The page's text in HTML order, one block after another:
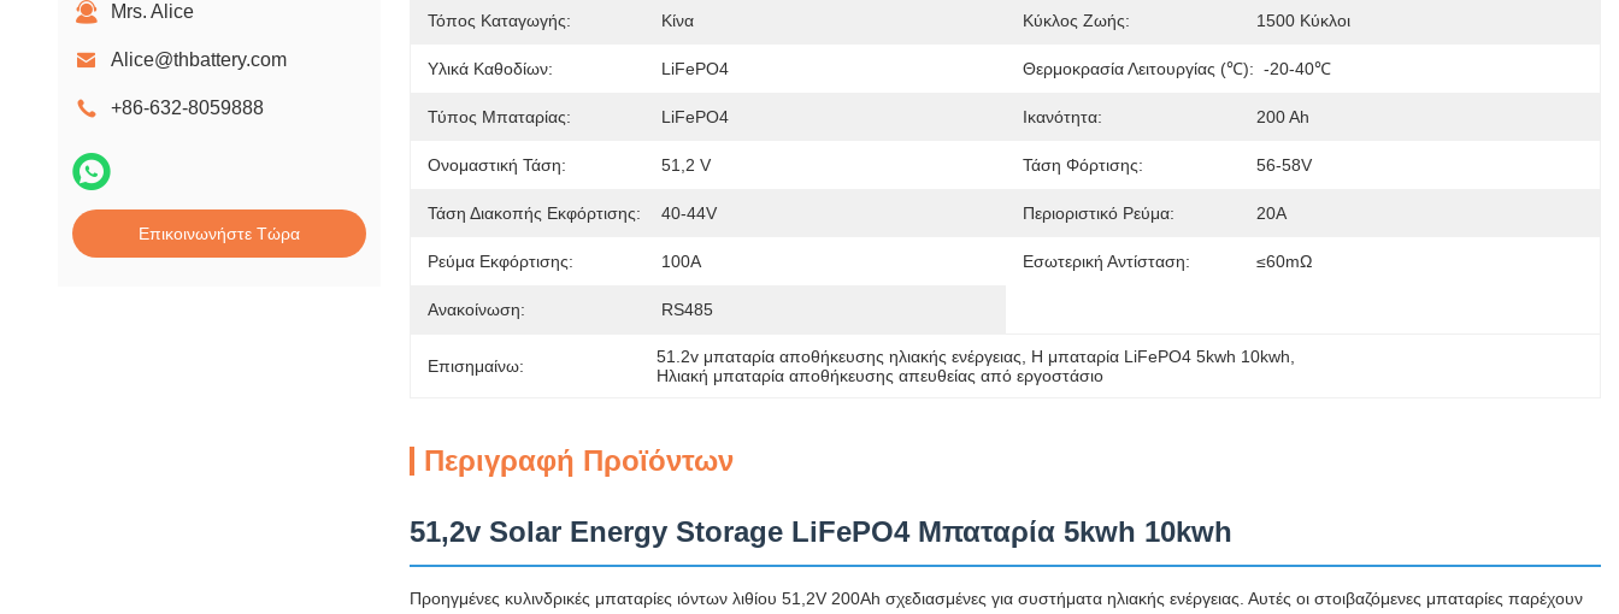
Mrs. Alice
Alice@thbattery.com
+86-632-8059888
Επικοινωνήστε Τώρα
Τόπος Καταγωγής: Κίνα Κύκλος Ζωής: 1500 Κύκλοι
Υλικά Καθοδίων: LiFePO4 Θερμοκρασία Λειτουργίας (℃): -20-40℃
Τύπος Μπαταρίας: LiFePO4 Ικανότητα: 200 Ah
Ονομαστική Τάση: 51,2 V Τάση Φόρτισης: 56-58V
Τάση Διακοπής Εκφόρτισης: 40-44V Περιοριστικό Ρεύμα: 20Α
Ρεύμα Εκφόρτισης: 100Α Εσωτερική Αντίσταση: ≤60mΩ
Ανακοίνωση: RS485
Επισημαίνω: 51.2v μπαταρία αποθήκευσης ηλιακής ενέργειας Η μπαταρία LiFePO4 5kwh 10kwh
Ηλιακή μπαταρία αποθήκευσης απευθείας από εργοστάσιο
Περιγραφή Προϊόντων
51,2v Solar Energy Storage LiFePO4 Μπαταρία 5kwh 10kwh
Προηγμένες κυλινδρικές μπαταρίες ιόντων λιθίου 51,2V 200Ah σχεδιασμένες για συστήματα ηλιακής ενέργειας. Αυτές οι στοιβαζόμενες μπαταρίες παρέχουν